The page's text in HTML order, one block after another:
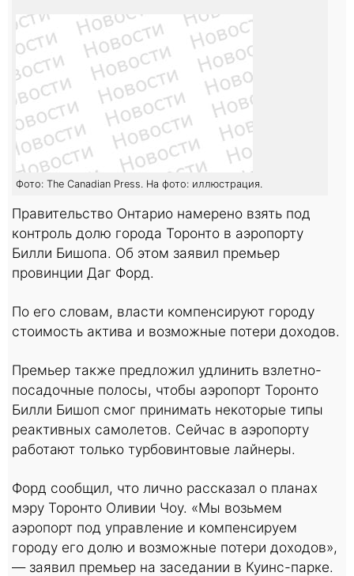
Фото: The Canadian Press. На фото: иллюстрация.
Правительство Онтарио намерено взять под
контроль долю города Торонто в аэропорту
Билли Бишопа. Об этом заявил премьер
провинции Даг Форд.
По его словам, власти компенсируют городу
стоимость актива и возможные потери доходов.
Премьер также предложил удлинить взлетно-
посадочные полосы, чтобы аэропорт Торонто
Билли Бишоп смог принимать некоторые типы
реактивных самолетов. Сейчас в аэропорту
работают только турбовинтовые лайнеры.
Форд сообщил, что лично рассказал о планах
мэру Торонто Оливии Чоу. «Мы возьмем
аэропорт под управление и компенсируем
городу его долю и возможные потери доходов»,
— заявил премьер на заседании в Куинс-парке.